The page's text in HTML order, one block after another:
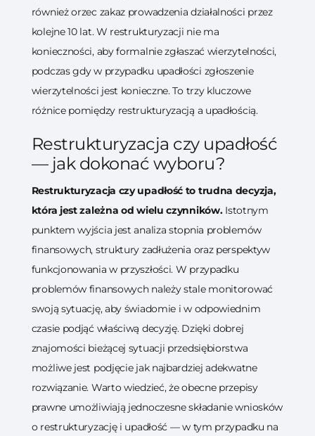
również orzec zakaz prowadzenia działalności przez
kolejne 10 lat. W restrukturyzacji nie ma
konieczności, aby formalnie zgłaszać wierzytelności,
podczas gdy w przypadku upadłości zgłoszenie
wierzytelności jest konieczne. To trzy kluczowe
różnice pomiędzy restrukturyzacją a upadłością.
Re­struk­tu­ry­za­cja czy upadłość
— jak dokonać wyboru?
Re­struk­tu­ry­za­cja czy upadłość to trudna decyzja,
która jest zależna od wielu czynników.Istotnym
punktem wyjścia jest analiza stopnia problemów
finansowych, struktury zadłużenia oraz perspektyw
funkcjonowania w przyszłości. W przypadku
problemów finansowych należy stale monitorować
swoją sytuację, aby świadomie i w odpowiednim
czasie podjąć właściwą decyzję. Dzięki dobrej
znajomości bieżącej sytuacji przedsiębiorstwa
możliwe jest podjęcie jak najbardziej adekwatne
rozwiązanie. Warto wiedzieć, że obecne przepisy
prawne umożliwiają jednoczesne składanie wniosków
o restrukturyzację i upadłość — w tym przypadku na